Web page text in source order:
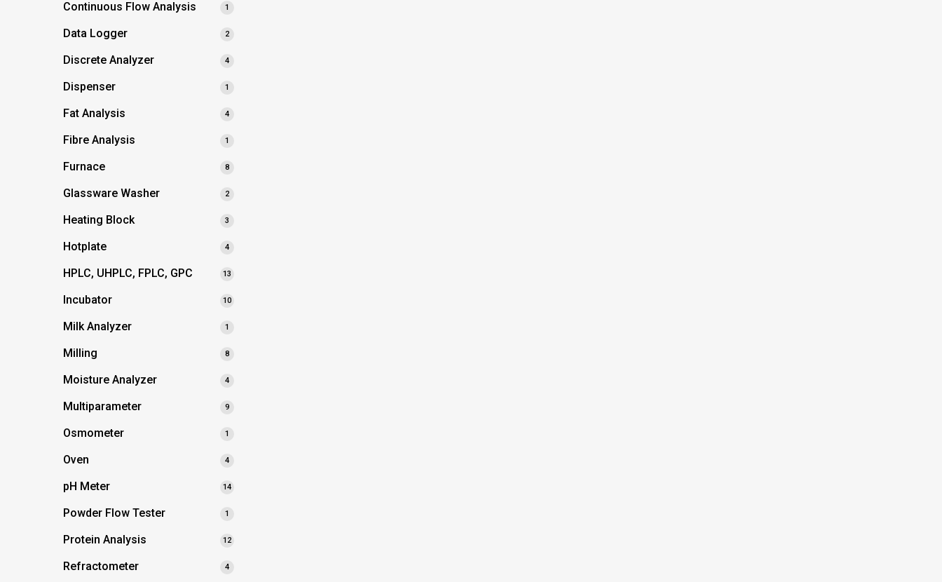
Continuous Flow Analysis 1
Data Logger 2
Discrete Analyzer 4
Dispenser 1
Fat Analysis 4
Fibre Analysis 1
Furnace 8
Glassware Washer 2
Heating Block 3
Hotplate 4
HPLC, UHPLC, FPLC, GPC 13
Incubator 10
Milk Analyzer 1
Milling 8
Moisture Analyzer 4
Multiparameter 9
Osmometer 1
Oven 4
pH Meter 14
Powder Flow Tester 1
Protein Analysis 12
Refractometer 4